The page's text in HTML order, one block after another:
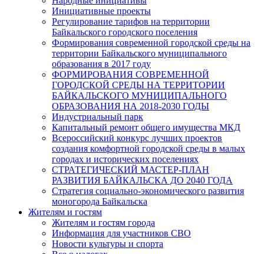
Инициативные проекты
Регулирование тарифов на территории
Байкальского городского поселения
Формирования современной городской среды на
территории Байкальского муниципального
образования в 2017 году
ФОРМИРОВАНИЯ СОВРЕМЕННОЙ
ГОРОДСКОЙ СРЕДЫ НА ТЕРРИТОРИИ
БАЙКАЛЬСКОГО МУНИЦИПАЛЬНОГО
ОБРАЗОВАНИЯ НА 2018-2030 ГОДЫ
Индустриальный парк
Капитальный ремонт общего имущества МКД
Всероссийский конкурс лучших проектов
создания комфортной городской среды в малых
городах и исторических поселениях
СТРАТЕГИЧЕСКИЙ МАСТЕР-ПЛАН
РАЗВИТИЯ БАЙКАЛЬСКА ДО 2040 ГОДА
Стратегия социально-экономического развития
моногорода Байкальска
Жителям и гостям
Жителям и гостям города
Информация для участников СВО
Новости культуры и спорта